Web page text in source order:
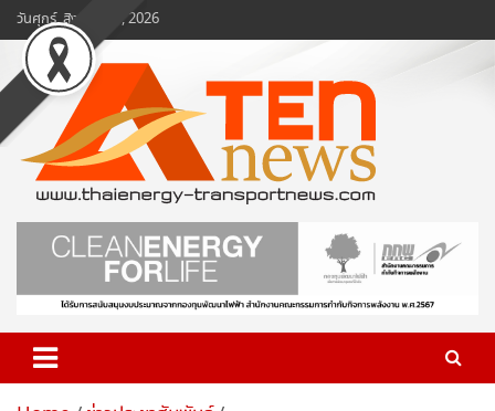
Skip
to
content
วันศุกร์, สิงหาคม 7, 2026
www.ten-news.com
ข่าวพลังงานและคมนาคม